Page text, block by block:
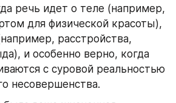
речь идет о теле (например,
для физической красоты),
расстройства,
и особенно верно, когда
с суровой реальностью
несовершенства.